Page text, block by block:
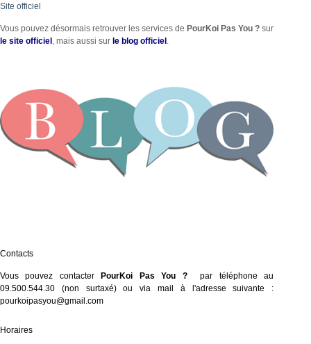
Site officiel
Vous pouvez désormais retrouver les services de PourKoi Pas You ? sur
le site officiel , mais aussi sur le blog officiel .
Contacts
Vous pouvez contacter PourKoi Pas You ?par téléphone au
09.500.544.30 (non surtaxé) ou via mail à l'adresse suivante :
pourkoipasyou@gmail.com
Horaires